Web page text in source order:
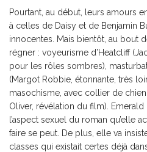
Pourtant, au début, leurs amours
à celles de Daisy et de Benjamin
innocentes. Mais bientôt, au bout
régner : voyeurisme d’Heatcliff
pour les rôles sombres),
(Margot Robbie, étonnante, très
masochisme, avec collier de
Oliver, révélation du film). Emerald
l’aspect sexuel du roman qu’elle
faire se peut. De plus, elle va
classes qui existait certes déjà